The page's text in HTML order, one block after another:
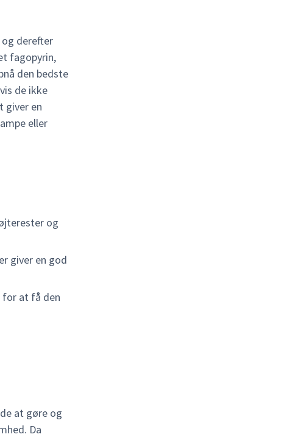
derefter
fagopyrin,
den bedste
de ikke
giver en
eller
og
giver en god
at få den
at gøre og
Da